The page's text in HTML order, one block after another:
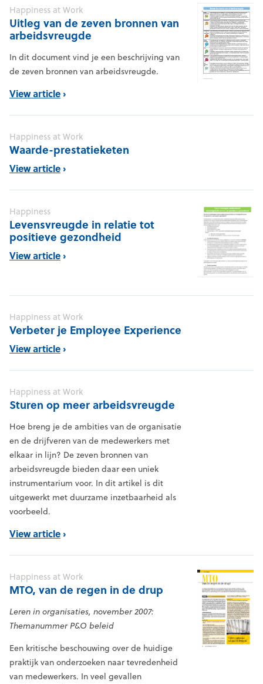
Happiness at Work
Uitleg van de zeven bronnen van
arbeidsvreugde
In dit document vind je een beschrijving van
de zeven bronnen van arbeidsvreugde.
View article
Happiness at Work
Waarde-prestatieketen
View article
Happiness
Levensvreugde in relatie tot
positieve gezondheid
View article
Happiness at Work
Verbeter je Employee Experience
View article
Happiness at Work
Sturen op meer arbeidsvreugde
Hoe breng je de ambities van de organisatie
en de drijfveren van de medewerkers met
elkaar in lijn? De zeven bronnen van
arbeidsvreugde bieden daar een uniek
instrumentarium voor. In dit artikel is dit
uitgewerkt met duurzame inzetbaarheid als
voorbeeld.
View article
Happiness at Work
MTO, van de regen in de drup
Leren in organisaties, november 2007:
Themanummer P&O beleid
Een kritische beschouwing over de huidige
praktijk van onderzoeken naar tevredenheid
van medewerkers. In veel gevallen